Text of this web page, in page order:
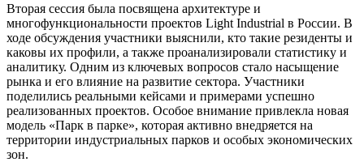
Вторая сессия была посвящена архитектуре и
многофункциональности проектов Light Industrial в России. В
ходе обсуждения участники выяснили, кто такие резиденты и
каковы их профили, а также проанализировали статистику и
аналитику. Одним из ключевых вопросов стало насыщение
рынка и его влияние на развитие сектора. Участники
поделились реальными кейсами и примерами успешно
реализованных проектов. Особое внимание привлекла новая
модель «Парк в парке», которая активно внедряется на
территории индустриальных парков и особых экономических
зон.